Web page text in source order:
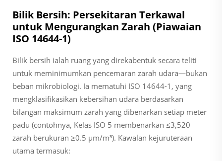
Bilik Bersih: Persekitaran Terkawal
untuk Mengurangkan Zarah (Piawaian
ISO 14644-1)
Bilik bersih ialah ruang yang direkabentuk secara teliti
untuk meminimumkan pencemaran zarah udara—bukan
beban mikrobiologi. Ia mematuhi ISO 14644-1, yang
mengklasifikasikan kebersihan udara berdasarkan
bilangan maksimum zarah yang dibenarkan setiap meter
padu (contohnya, Kelas ISO 5 membenarkan ≤3,520
zarah berukuran ≥0.5 µm/m³). Kawalan kejuruteraan
utama termasuk: